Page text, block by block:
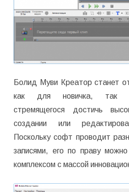
Болид Муви Креатор станет
как для новичка, так и
стремящегося достичь
создании или
Поскольку софт проводит
записями, его по праву
комплексом с массой